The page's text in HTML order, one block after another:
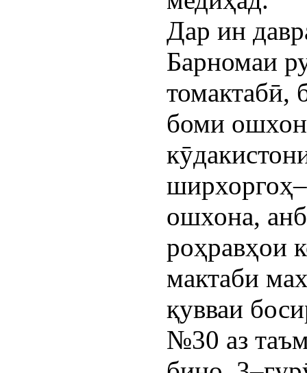
Дар ин
Барномаи
томактабӣ,
боми
ошхона,
роҳравҳои
мактаби
қувваи
№30 аз